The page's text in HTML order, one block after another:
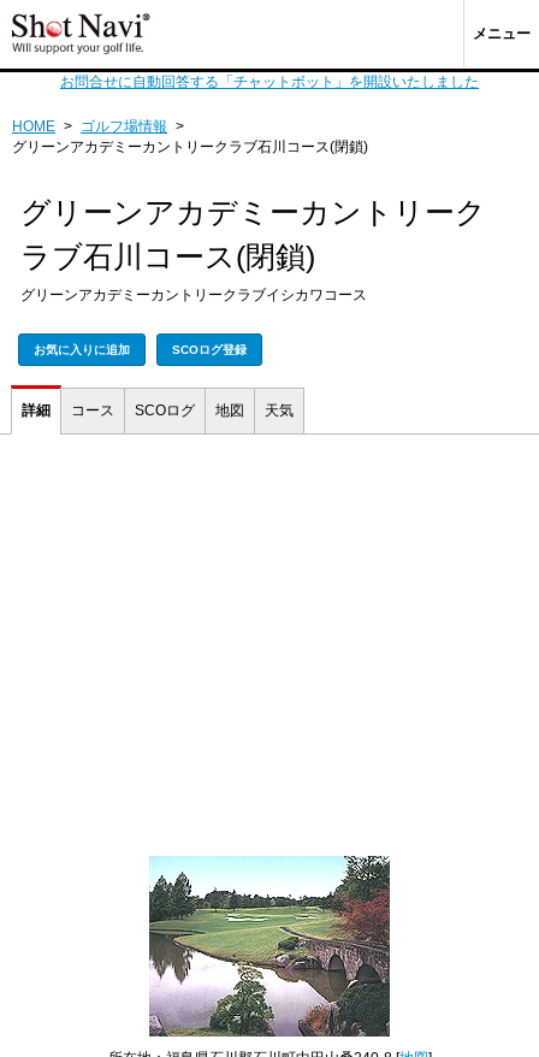
メニュー
お問合せに自動回答する「チャットボット」を開設いたしました
HOME > ゴルフ場情報
>
グリーンアカデミーカントリークラブ石川コース(閉鎖)
グリーンアカデミーカントリーク
ラブ石川コース(閉鎖)
グリーンアカデミーカントリークラブイシカワコース
お気に入りに追加 SCOログ登録
詳細 コース SCOログ 地図 天気